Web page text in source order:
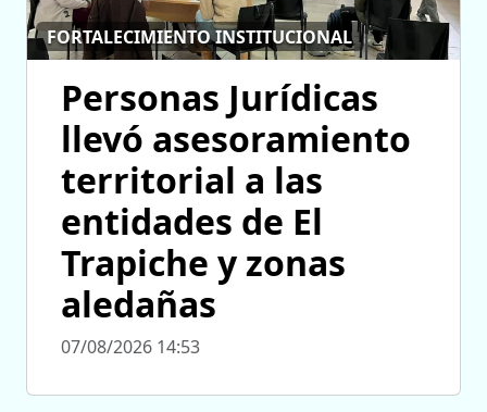
FORTALECIMIENTO INSTITUCIONAL
Personas Jurídicas
llevó asesoramiento
territorial a las
entidades de El
Trapiche y zonas
aledañas
07/08/2026 14:53